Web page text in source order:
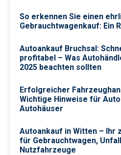
So erkennen Sie einen
Gebrauchtwagenkauf: Ein
Autoankauf Bruchsal:
profitabel – Was
2025 beachten sollten
Erfolgreicher
Wichtige Hinweise für
Autohäuser
Autoankauf in Witten – Ihr
für Gebrauchtwagen,
Nutzfahrzeuge